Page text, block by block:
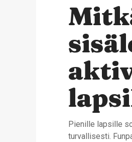
Pienille lapsille
turvallisesti.